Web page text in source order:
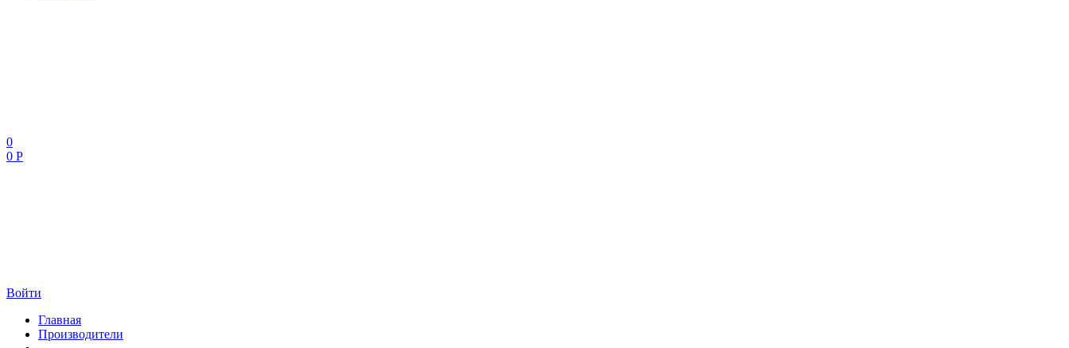
0
0 Р
Войти
Главная
Производители